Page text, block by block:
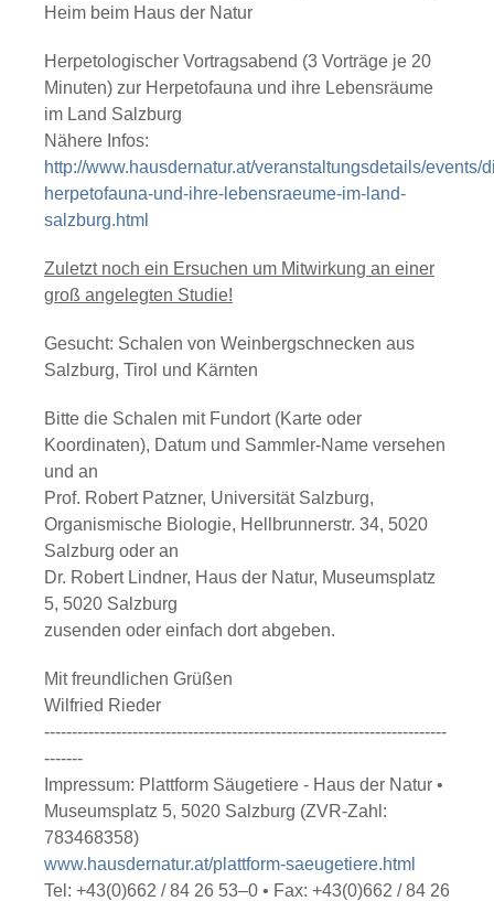
Heim beim Haus der Natur
Herpetologischer Vortragsabend (3 Vorträge je 20
Minuten) zur Herpetofauna und ihre Lebensräume
im Land Salzburg
Nähere Infos:
http://www.hausdernatur.at/veranstaltungsdetails/events/
herpetofauna-und-ihre-lebensraeume-im-land-
salzburg.html
Zuletzt noch ein Ersuchen um Mitwirkung an einer
groß angelegten Studie!
Gesucht: Schalen von Weinbergschnecken aus
Salzburg, Tirol und Kärnten
Bitte die Schalen mit Fundort (Karte oder
Koordinaten), Datum und Sammler-Name versehen
und an
Prof. Robert Patzner, Universität Salzburg,
Organismische Biologie, Hellbrunnerstr. 34, 5020
Salzburg oder an
Dr. Robert Lindner, Haus der Natur, Museumsplatz
5, 5020 Salzburg
zusenden oder einfach dort abgeben.
Mit freundlichen Grüßen
Wilfried Rieder
-------------------------------------------------------------------------
-------
Impressum: Plattform Säugetiere - Haus der Natur •
Museumsplatz 5, 5020 Salzburg (ZVR-Zahl:
783468358)
www.hausdernatur.at/plattform-saeugetiere.html
Tel: +43(0)662 / 84 26 53–0 • Fax: +43(0)662 / 84 26